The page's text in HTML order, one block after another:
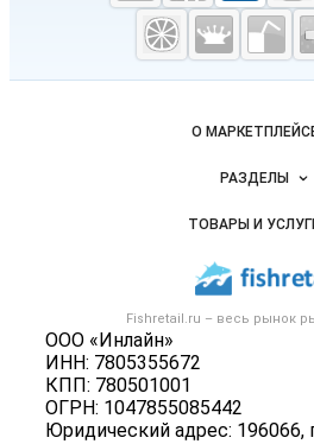
рыба,
Важные разделы и
Fishretail.ru – весь рынок
ООО «Инлайн»
ИНН: 7805355672
КПП: 780501001
ОГРН: 1047855085442
Юридический адрес: 196066,
Навигация по сайту
О
Новости
Размещение
Публичная
Контактная
Политика обработки
РАЗДЕЛЫ
Объявления
Новости
Вакансии
Блог
ТОВАРЫ И
Икра
Рыбопосадочный
Полуфабрикаты